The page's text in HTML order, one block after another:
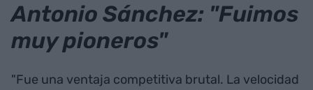
Antonio Sánchez: "Fuimos
muy pioneros"
"Fue una ventaja competitiva brutal. La velocidad